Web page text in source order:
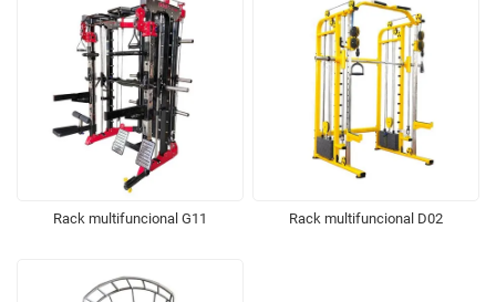
Rack multifuncional G11 Rack multifuncional D02